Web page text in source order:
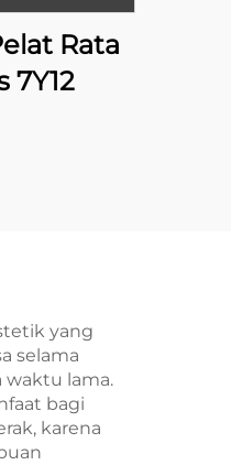
Rata
7Y12
yang
selama
waktu lama.
bagi
karena